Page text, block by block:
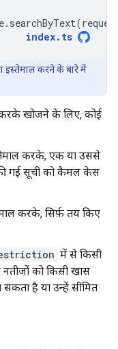
. searchByText(
index. ts
करने के बारे में
करके खोजने के लिए, कोई
करके, एक या उससे
गई सूची को कैमल केस
करके, सिर्फ़ तय किए
में से किसी
को किसी खास
है या उन्हें सीमित